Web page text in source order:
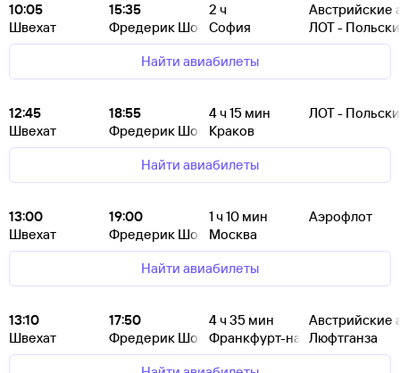
10:05
Швехат
15:35
Фредерик Шопен
2 ч
София
Австрийские
ЛОТ -
Найти авиабилеты
12:45
Швехат
18:55
Фредерик Шопен
4ч 15 мин
Краков
ЛОТ -
Найти авиабилеты
13:00
Швехат
19:00
Фредерик Шопен
1ч 10 мин
Москва
Аэрофлот
Найти авиабилеты
13:10
Швехат
17:50
Фредерик Шопен
4ч 35 мин
Франкфурт-на-Майне
Австрийские
Люфтганза